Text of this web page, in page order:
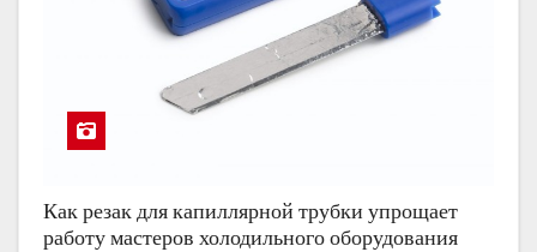
Как резак для капиллярной трубки упрощает
работу мастеров холодильного оборудования